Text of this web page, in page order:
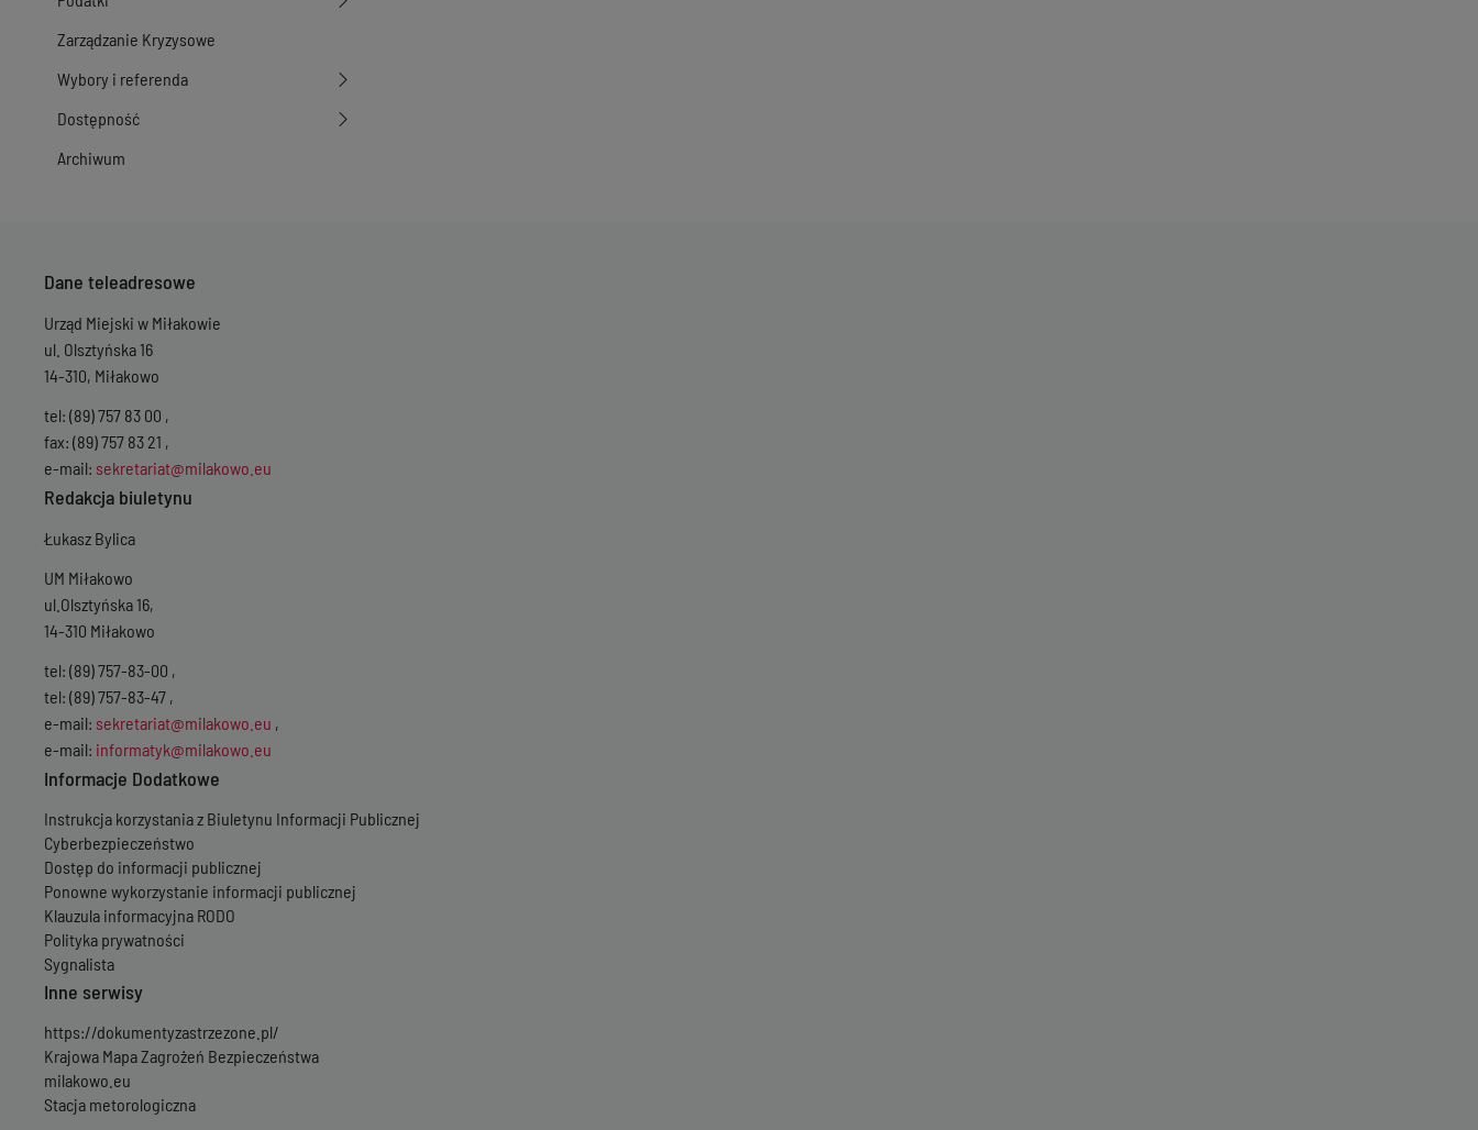
Zarządzanie Kryzysowe
Wybory i referenda
Dostępność
Archiwum
Dane teleadresowe
Urząd Miejski w Miłakowie
ul. Olsztyńska 16
14-310, Miłakowo
tel: (89) 757 83 00 ,
fax: (89) 757 83 21 ,
e-mail: sekretariat@milakowo.eu
Redakcja biuletynu
Łukasz Bylica
UM Miłakowo
ul.Olsztyńska 16,
14-310 Miłakowo
tel: (89) 757-83-00 ,
tel: (89) 757-83-47 ,
e-mail: sekretariat@milakowo.eu ,
e-mail: informatyk@milakowo.eu
Informacje Dodatkowe
Instrukcja korzystania z Biuletynu Informacji Publicznej
Cyberbezpieczeństwo
Dostęp do informacji publicznej
Ponowne wykorzystanie informacji publicznej
Klauzula informacyjna RODO
Polityka prywatności
Sygnalista
Inne serwisy
https://dokumentyzastrzezone.pl/
Krajowa Mapa Zagrożeń Bezpieczeństwa
milakowo.eu
Stacja metorologiczna